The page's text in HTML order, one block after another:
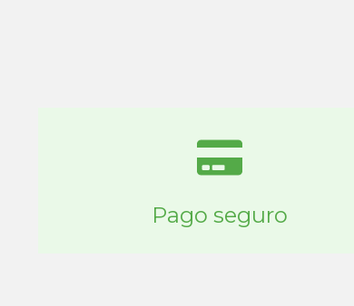
Pago seguro